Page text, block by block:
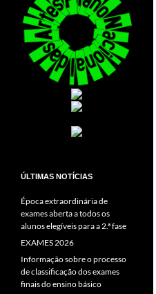
ÚLTIMAS NOTÍCIAS
Época extraordinária de
exames aberta a todos os
alunos elegíveis para a 2.ª fase
EXAMES 2026
Informação sobre o processo
de classificação dos exames
finais do ensino básico